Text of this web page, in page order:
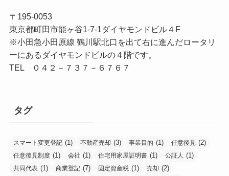
〒195-0053
東京都町田市能ヶ谷1-7-1ダイヤモンドビル４F
※小田急小田原線 鶴川駅北口を出て右に進んだロータリ
ーにあるダイヤモンドビルの４階です。
TEL ０４２－７３７－６７６７
タグ
スマート変更登記 (1) 不動産売却 (3) 事業目的 (1) 任意後見 (2)
任意後見制度 (1) 会社 (1) 住宅用家屋証明書 (1) 公証人 (1)
共同代表 (1) 商業登記 (7) 固定資産税 (1) 売却 (2)